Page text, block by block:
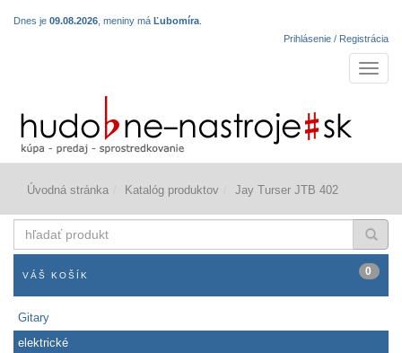
Dnes je 09.08.2026 , meniny má Ľubomíra
Prihlásenie / Registrácia
Úvodná stránka Katalóg produktov Jay Turser JTB 402
produkt
VÁŠ KOŠÍK 0
Gitary
elektrické